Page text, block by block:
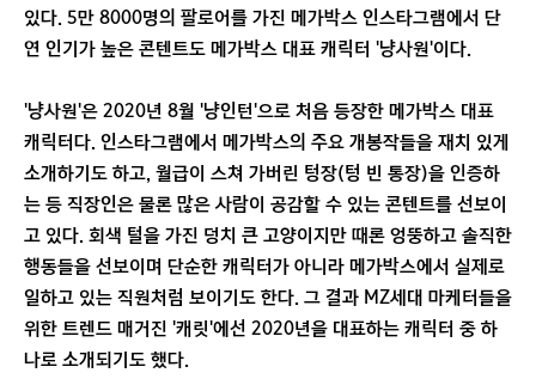
있다. 5만 8000명의 팔로어를 가진 메가박스 인스타그램에서 단
연 인기가 높은 콘텐트도 메가박스 대표 캐릭터 '냥사원'이다.
'냥사원'은 2020년 8월 '냥인턴'으로 처음 등장한 메가박스 대표
캐릭터다. 인스타그램에서 메가박스의 주요 개봉작들을 재치 있게
소개하기도 하고, 월급이 스쳐 가버린 텅장(텅 빈 통장)을 인증하
는 등 직장인은 물론 많은 사람이 공감할 수 있는 콘텐트를 선보이
고 있다. 회색 털을 가진 덩치 큰 고양이지만 때론 엉뚱하고 솔직한
행동들을 선보이며 단순한 캐릭터가 아니라 메가박스에서 실제로
일하고 있는 직원처럼 보이기도 한다. 그 결과 MZ세대 마케터들을
위한 트렌드 매거진 '캐릿'에선 2020년을 대표하는 캐릭터 중 하
나로 소개되기도 했다.